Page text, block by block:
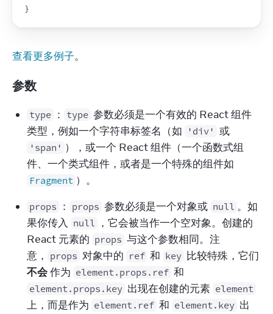
}
查看更多例子。
参数
type ： type 参数必须是一个有效的 React 组件
类型，例如一个字符串标签名（如
'div'
'span' ），或一个 React 组件（一个函数式组
Fragment ）。
props ： props 参数必须是一个对象或 null 。如
果你传入
null
，它会被当作一个空对象。创建的
React 元素的 props 与这个参数相同。注
意，
props 对象中的 ref 和 key
不会 作为 element.props.ref
element.props.key 出现在创建的元素 element
上，而是作为 element.ref 和 element.key 出